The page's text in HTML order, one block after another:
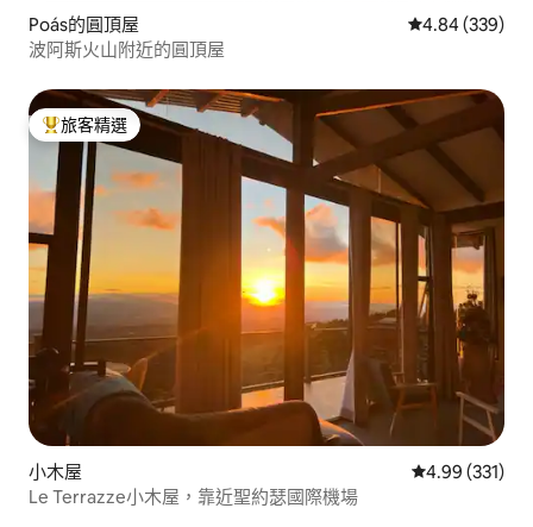
Poás的圓頂屋 從 339 則評價
4.84 (339)
波阿斯火山附近的圓頂屋
旅客精選榜首
旅客精選
小木屋 從 331 則評價
4.99 (331)
Le Terrazze小木屋，靠近聖約瑟國際機場